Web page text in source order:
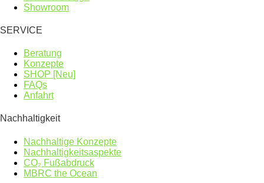
Showroom
SERVICE
Beratung
Konzepte
SHOP [Neu]
FAQs
Anfahrt
Nachhaltigkeit
Nachhaltige Konzepte
Nachhaltigkeitsaspekte
CO₂ Fußabdruck
MBRC the Ocean